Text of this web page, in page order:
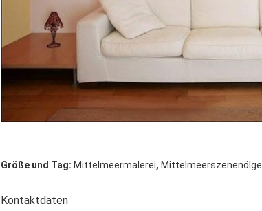
Größe und Tag: Mittelmeermalerei,
Kontaktdaten